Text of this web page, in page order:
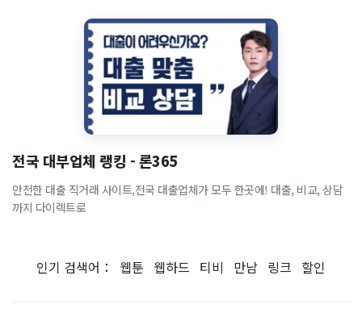
전국 대부업체 랭킹 - 론365
안전한 대출 직거래 사이트,전국 대출업체가 모두 한곳에! 대출, 비교, 상담
까지 다이렉트로
인기 검색어： 웹툰 웹하드 티비 만남 링크 할인